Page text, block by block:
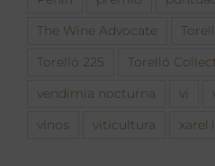
The Wine Advocate
Torelló 225 Torelló
vendimia nocturna vi
vinos viticultura